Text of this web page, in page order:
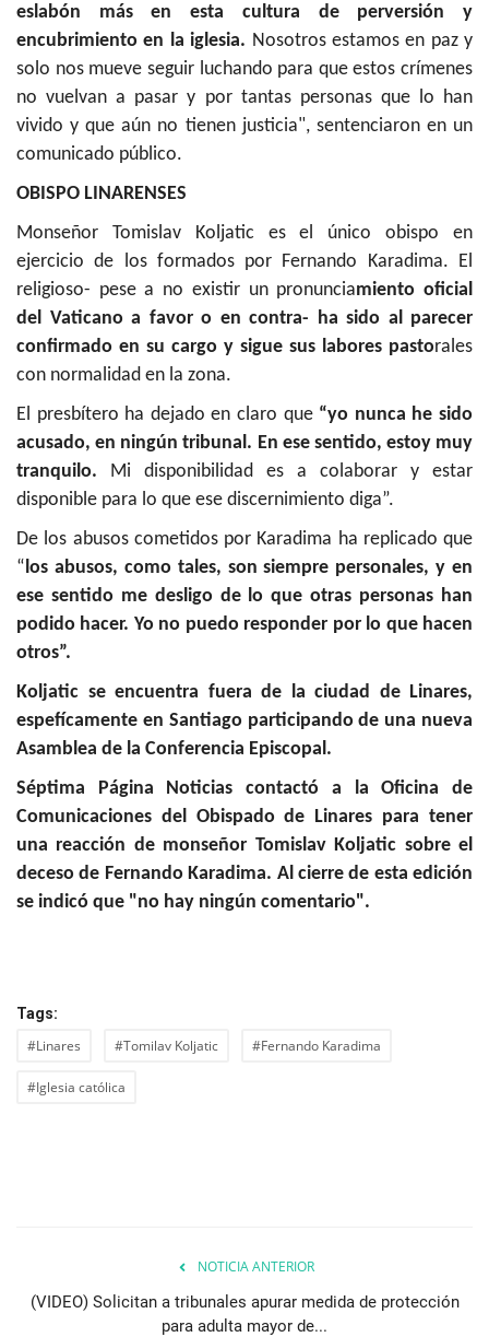
eslabón más en esta cultura de perversión y
encubrimiento en la iglesia. Nosotros estamos en paz y
solo nos mueve seguir luchando para que estos crímenes
no vuelvan a pasar y por tantas personas que lo han
vivido y que aún no tienen justicia", sentenciaron en un
comunicado público.
OBISPO LINARENSES
Monseñor Tomislav Koljatic es el único obispo en
ejercicio de los formados por Fernando Karadima. El
religioso- pese a no existir un pronunciamiento oficial
del Vaticano a favor o en contra- ha sido al parecer
confirmado en su cargo y sigue sus labores pastorales
con normalidad en la zona.
El presbítero ha dejado en claro que “yo nunca he sido
acusado, en ningún tribunal. En ese sentido, estoy muy
tranquilo. Mi disponibilidad es a colaborar y estar
disponible para lo que ese discernimiento diga”.
De los abusos cometidos por Karadima ha replicado que
“los abusos, como tales, son siempre personales, y en
ese sentido me desligo de lo que otras personas han
podido hacer. Yo no puedo responder por lo que hacen
otros”.
Koljatic se encuentra fuera de la ciudad de Linares,
espefícamente en Santiago participando de una nueva
Asamblea de la Conferencia Episcopal.
Séptima Página Noticias contactó a la Oficina de
Comunicaciones del Obispado de Linares para tener
una reacción de monseñor Tomislav Koljatic sobre el
deceso de Fernando Karadima. Al cierre de esta edición
se indicó que "no hay ningún comentario".
Tags:
#Linares #Tomilav Koljatic #Fernando Karadima
#Iglesia católica
NOTICIA ANTERIOR
(VIDEO) Solicitan a tribunales apurar medida de protección
para adulta mayor de...